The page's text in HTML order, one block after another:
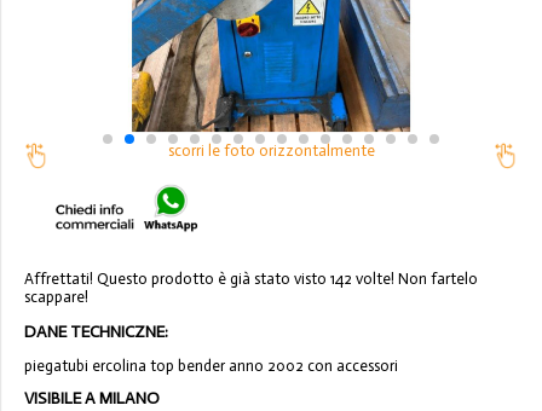
scorri le foto orizzontalmente
Affrettati! Questo prodotto è già stato visto 142 volte! Non fartelo
scappare!
DANE TECHNICZNE:
piegatubi ercolina top bender anno 2002 con accessori
VISIBILE A MILANO